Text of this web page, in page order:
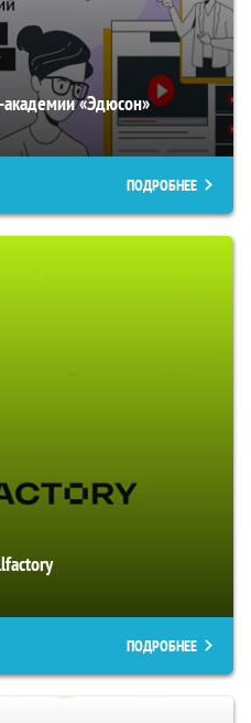
«Эдюсон»
ПОДРОБНЕЕ
ПОДРОБНЕЕ